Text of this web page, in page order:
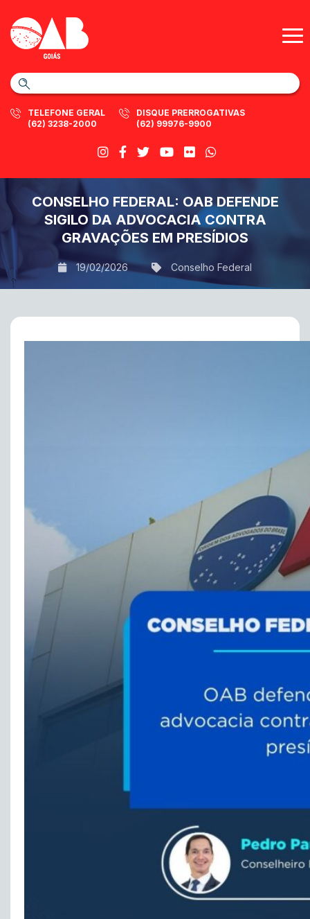
TELEFONE GERAL
(62) 3238-2000
DISQUE PRERROGATIVAS
(62) 99976-9900
CONSELHO FEDERAL: OAB DEFENDE
SIGILO DA ADVOCACIA CONTRA
GRAVAÇÕES EM PRESÍDIOS
19/02/2026 Conselho Federal